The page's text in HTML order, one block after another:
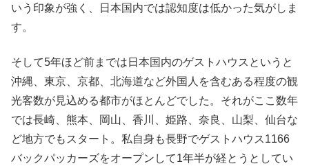
いう印象が強く、日本国内では認知度は低かった気がしま
す。
そして5年ほど前までは日本国内のゲストハウスというと
沖縄、東京、京都、北海道など外国人を含むある程度の観
光客数が見込める都市がほとんどでした。それがここ数年
では長崎、熊本、岡山、香川、姫路、奈良、山梨、仙台な
ど地方でもスタート。私自身も長野でゲストハウス1166
バックパッカーズをオープンして1年半が経とうとしてい